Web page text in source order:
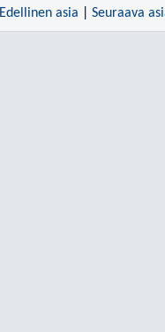
Edellinen asia Seuraava